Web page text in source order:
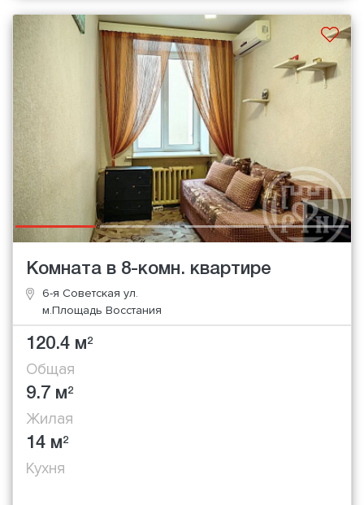
Комната в 8-комн. квартире
6-я Советская ул.
м.Площадь Восстания
120.4 м2
Общая
9.7 м2
Жилая
14 м2
Кухня